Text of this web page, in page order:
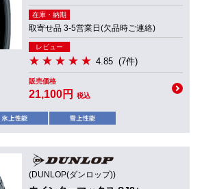
在庫・納期
取寄せ品 3-5営業日(欠品時ご連絡)
レビュー
4.85 (7件)
販売価格
21,100円 税込
(DUNLOP(ダンロップ))